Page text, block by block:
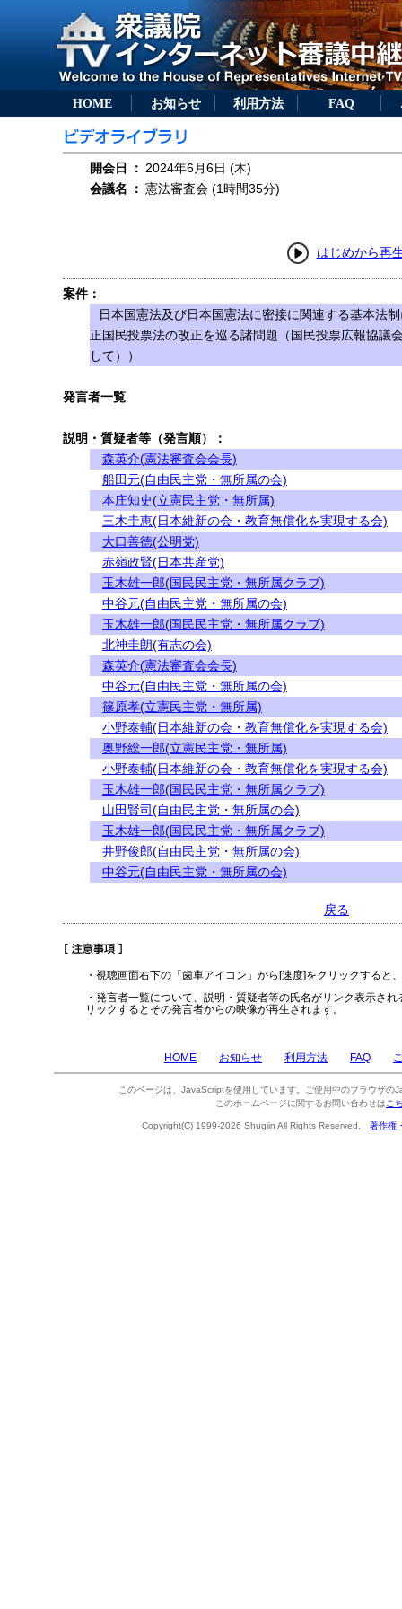
HOME お知らせ 利用方法 FAQ
開会日 ： 2024年6月6日 (木)
会議名
： 憲法審査会 (1時間35分)
はじめから再
案件：
日本国憲法及び日本国憲法に密接に関連する基本法
正国民投票法の改正を巡る諸問題（国民投票広報協議
して））
発言者一覧
説明・質疑者等（発言順）：
森英介(憲法審査会会長)
船田元(自由民主党・無所属の会)
本庄知史(立憲民主党・無所属)
三木圭恵(日本維新の会・教育無償化を実現する会)
大口善徳(公明党)
赤嶺政賢(日本共産党)
玉木雄一郎(国民民主党・無所属クラブ)
中谷元(自由民主党・無所属の会)
玉木雄一郎(国民民主党・無所属クラブ)
北神圭朗(有志の会)
森英介(憲法審査会会長)
中谷元(自由民主党・無所属の会)
篠原孝(立憲民主党・無所属)
小野泰輔(日本維新の会・教育無償化を実現する会)
奥野総一郎(立憲民主党・無所属)
小野泰輔(日本維新の会・教育無償化を実現する会)
玉木雄一郎(国民民主党・無所属クラブ)
山田賢司(自由民主党・無所属の会)
玉木雄一郎(国民民主党・無所属クラブ)
井野俊郎(自由民主党・無所属の会)
中谷元(自由民主党・無所属の会)
戻る
・視聴画面右下の「歯車アイコン」から[速度]をクリックすると
・発言者一覧について、説明・質疑者等の氏名がリンク表示さ
リックするとその発言者からの映像が再生されます。
HOME お知らせ 利用方法 FAQ
このページは、JavaScriptを使用しています。ご使用中のブラウザの
このホームページに関するお問い合わせは こ
Copyright(C) 1999-2026 Shugiin All Rights Reserved. 著作権